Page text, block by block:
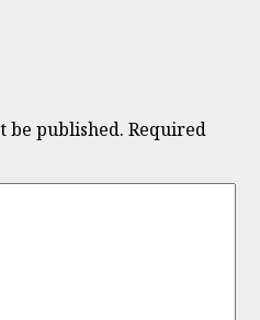
be published. Required